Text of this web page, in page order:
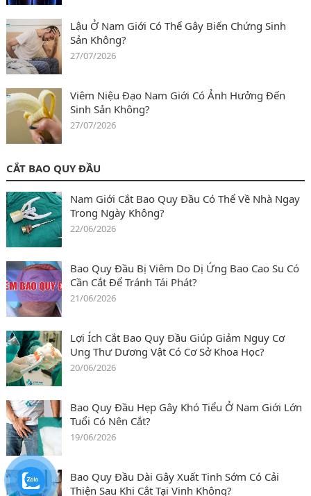
Lậu Ở Nam Giới Có Thể Gây Biến Chứng Sinh
Sản Không?
27/07/2026
Viêm Niệu Đạo Nam Giới Có Ảnh Hưởng Đến
Sinh Sản Không?
27/07/2026
CẮT BAO QUY ĐẦU
Nam Giới Cắt Bao Quy Đầu Có Thể Về Nhà Ngay
Trong Ngày Không?
22/06/2026
Bao Quy Đầu Bị Viêm Do Dị Ứng Bao Cao Su Có
Cần Cắt Để Tránh Tái Phát?
21/06/2026
Lợi Ích Cắt Bao Quy Đầu Giúp Giảm Nguy Cơ
Ung Thư Dương Vật Có Cơ Sở Khoa Học?
20/06/2026
Bao Quy Đầu Hẹp Gây Khó Tiểu Ở Nam Giới Lớn
Tuổi Có Nên Cắt?
19/06/2026
Bao Quy Đầu Dài Gây Xuất Tinh Sớm Có Cải
Thiện Sau Khi Cắt Tại Vinh Không?